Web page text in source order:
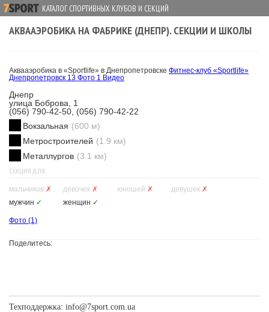
КАТАЛОГ СПОРТИВНЫХ КЛУБОВ И СЕКЦИЙ
АКВААЭРОБИКА НА ФАБРИКЕ (ДНЕПР). СЕКЦИИ И ШКОЛЫ
Аквааэробика в «Sportlife» в Днепропетровске Фитнес-клуб «Sportlife»
Днепропетровск 13 Фото 1 Видео
Днепр
улица Боброва, 1
(056) 790-42-50, (056) 790-42-22
Вокзальная (600 м)
Метростроителей (1.9 км)
Металлургов (3.1 км)
СЕКЦИЯ ДЛЯ
мальчиков ✗ девочек ✗ юношей ✗ девушек ✗
мужчин ✓ женщин ✓
Фото (1)
Поделитесь:
Техподдержка: info@7sport.com.ua